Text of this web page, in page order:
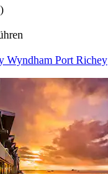
Wyndham Port Richey